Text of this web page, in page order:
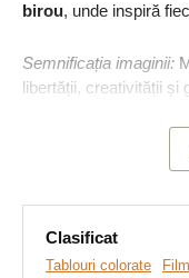
birou, unde inspiră
Semnificația imaginii:
libertății, creativității și
Clasificat
Tablouri colorate